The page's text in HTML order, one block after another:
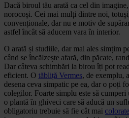
Dacă biroul tău arată ca cel din
norocoși. Cei mai mulți dintre noi,
convenționale, dar nu e motiv de
astfel încât să aducem vara în interior.
O arată și studiile, dar mai ales simțim
când se încălzește afară, din păcate,
Dar câteva schimbări la birou îți pot
eficient. O tăbliță Vermes, de exemplu,
desena ceva simpatic pe ea, dar o poți
colegilor. Foarte simplu este să
o plantă în ghiveci care să aducă un
obligatoriu trebuie să fie cât mai colorate